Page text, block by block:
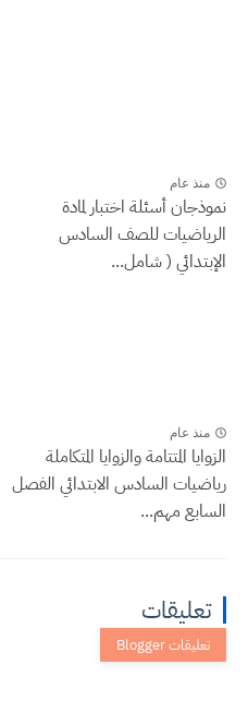
منذ عام
نموذجان أسئلة اختبار لمادة
الرياضيات للصف السادس
الإبتدائي ( شامل...
منذ عام
الزوايا المتتامة والزوايا المتكاملة
رياضيات السادس الابتدائي الفصل
السابع مهم...
تعليقات